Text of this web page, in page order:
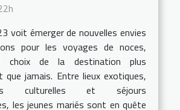
voit émerger de nouvelles envies
pour les voyages de noces,
choix de la destination plus
que jamais. Entre lieux exotiques,
culturelles et séjours
les jeunes mariés sont en quête